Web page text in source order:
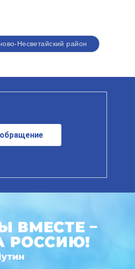
Несветайский район